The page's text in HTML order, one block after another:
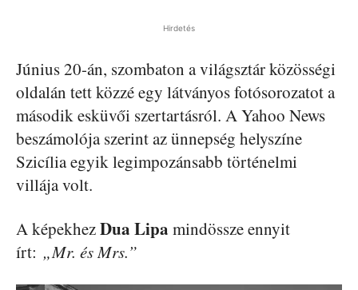
Hirdetés
Június 20-án, szombaton a világsztár közösségi
oldalán tett közzé egy látványos fotósorozatot a
második esküvői szertartásról. A Yahoo News
beszámolója szerint az ünnepség helyszíne
Szicília egyik legimpozánsabb történelmi
villája volt.
A képekhezDua Lipa mindössze ennyit
írt: „Mr. és Mrs.”